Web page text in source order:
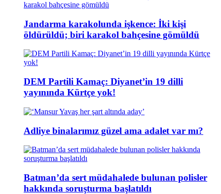
Jandarma karakolunda işkence: İki kişi
öldürüldü; biri karakol bahçesine gömüldü
DEM Partili Kamaç: Diyanet’in 19 dilli
yayınında Kürtçe yok!
Adliye binalarımız güzel ama adalet var mı?
Batman’da sert müdahalede bulunan polisler
hakkında soruşturma başlatıldı